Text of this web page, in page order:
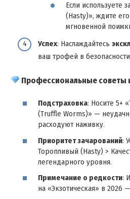
Если используете
(Hasty)», ждите
мгновенной
Успех: Наслаждайтесь
ваш трофей в
Профессиональные советы
Подстраховка: Носите 5+
(Truffle Worms)» —
расходуют наживку.
Приоритет зачарований:
Торопливый (Hasty) >
легендарного уровня.
Примечание о редкости:
на «Экзотическая» в 2026